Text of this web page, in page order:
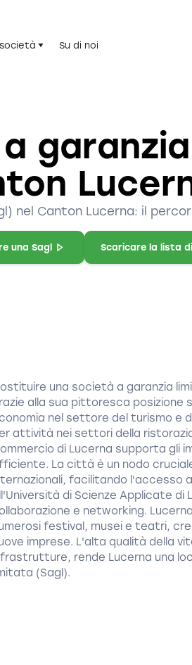
Su di noi
nel Canton Lucerna: il
una Sagl Scaricare la lista
una società a garanzia
alla sua pittoresca posizione
nel settore del turismo e
attività nei settori della
di Lucerna supporta gli
La città è un nodo
facilitando l'accesso
di Scienze Applicate
e networking.
festival, musei e teatri,
imprese. L'alta qualità della
rende Lucerna una
(Sagl).